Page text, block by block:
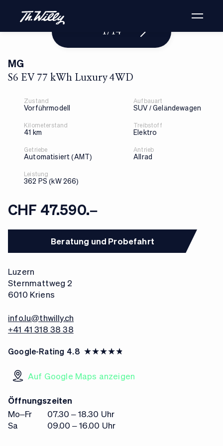
1/ 14
MG
S6 EV 77 kWh Luxury 4WD
Zustand
Vorführmodell
Aufbauart
SUV / Geländewagen
Kilometerstand
41 km
Treibstoff
Elektro
Getriebe
Automatisiert (AMT)
Antrieb
Allrad
Leistung
362 PS (kW 266)
CHF 47.590.–
Beratung und Probefahrt
Luzern
Sternmattweg 2
6010 Kriens
info.lu@thwilly.ch
+41 41 318 38 38
Google-Rating 4.8
Auf Google Maps anzeigen
Öffnungszeiten
Mo–Fr
07.30 – 18.30 Uhr
Sa
09.00 – 16.00 Uhr